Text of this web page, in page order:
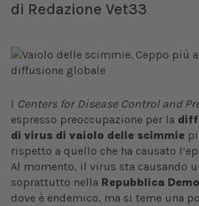
di Redazione Vet33
I Centers for Disease Control and
espresso preoccupazione per la
di virus di vaiolo delle scimmie
rispetto a quello che ha causato
Al momento, il virus sta causando
soprattutto nella Repubblica
dove è endemico, ma si teme una